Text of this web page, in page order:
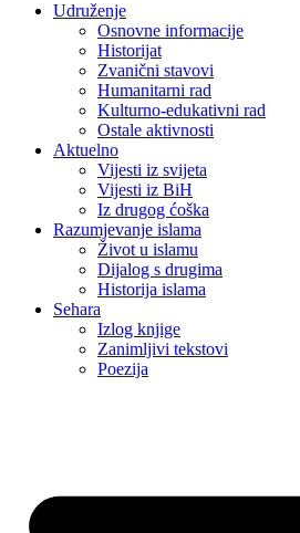
Udruženje
Osnovne informacije
Historijat
Zvanični stavovi
Humanitarni rad
Kulturno-edukativni rad
Ostale aktivnosti
Aktuelno
Vijesti iz svijeta
Vijesti iz BiH
Iz drugog ćoška
Razumjevanje islama
Život u islamu
Dijalog s drugima
Historija islama
Sehara
Izlog knjige
Zanimljivi tekstovi
Poezija